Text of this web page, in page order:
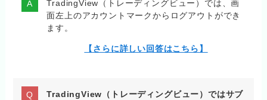
TradingView（トレーディングビュー）では、画
面左上のアカウントマークからログアウトができ
ます。
【さらに詳しい回答はこちら】
TradingView（トレーディングビュー）ではサブ